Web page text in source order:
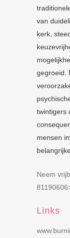
van
kerk,
gegroeid.
twintigers
mensen
Neem
Links